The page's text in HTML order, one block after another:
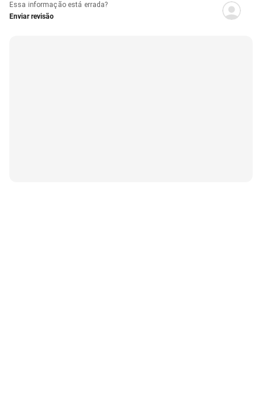
Essa informação está errada?
Enviar revisão